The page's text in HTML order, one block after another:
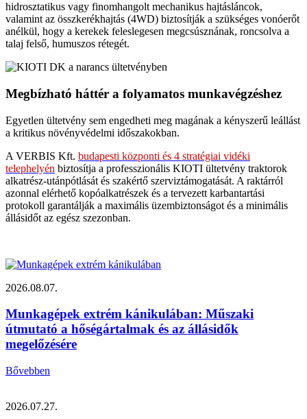
hidrosztatikus vagy finomhangolt mechanikus hajtásláncok,
valamint az összkerékhajtás (4WD) biztosítják a szükséges vonóerőt
anélkül, hogy a kerekek feleslegesen megcsúsznának, roncsolva a
talaj felső, humuszos rétegét.
Megbízható háttér a folyamatos munkavégzéshez
Egyetlen ültetvény sem engedheti meg magának a kényszerű leállást
a kritikus növényvédelmi időszakokban.
A VERBIS Kft. budapesti központi és 4 stratégiai vidéki
telephelyén biztosítja a professzionális KIOTI ültetvény traktorok
alkatrész-utánpótlását és szakértő szerviztámogatását. A raktárról
azonnal elérhető kopóalkatrészek és a tervezett karbantartási
protokoll garantálják a maximális üzembiztonságot és a minimális
állásidőt az egész szezonban.
2026.08.07.
Munkagépek extrém kánikulában: Műszaki
útmutató a hőségártalmak és az állásidők
megelőzésére
Bővebben
2026.07.27.